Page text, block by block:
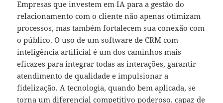
Empresas que investem em IA para a gestão do
relacionamento com o cliente não apenas otimizam
processos, mas também fortalecem sua conexão com
o público. O uso de um software de CRM com
inteligência artificial é um dos caminhos mais
eficazes para integrar todas as interações, garantir
atendimento de qualidade e impulsionar a
fidelização. A tecnologia, quando bem aplicada, se
torna um diferencial competitivo poderoso, capaz de